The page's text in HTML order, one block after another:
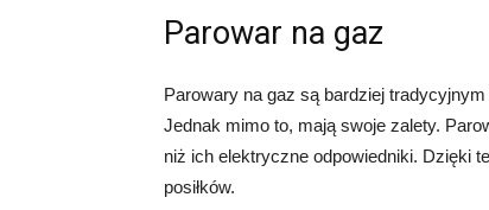
Parowar na gaz
Parowary na gaz są bardziej
Jednak mimo to, mają swoje zalety.
niż ich elektryczne odpowiedniki. Dzięki
posiłków.